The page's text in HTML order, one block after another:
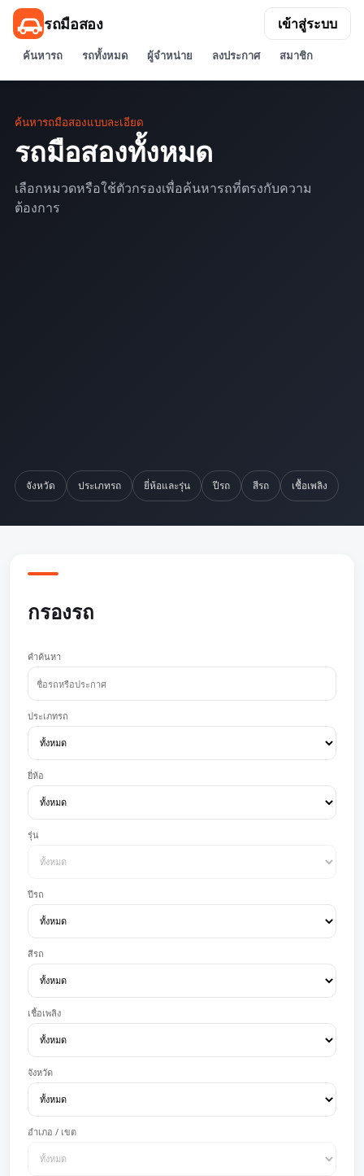
รถมือสอง
ค้นหารถ รถทั้งหมด ผู้จำหน่าย ลงประกาศ สมาชิก
เข้าสู่ระบบ
ค้นหารถมือสองแบบละเอียด
รถมือสองทั้งหมด
เลือกหมวดหรือใช้ตัวกรองเพื่อค้นหารถที่ตรงกับความ
ต้องการ
จังหวัด ประเภทรถ ยี่ห้อและรุ่น ปีรถ สีรถ เชื้อเพลิง
กรองรถ
คำค้นหา
ประเภทรถ
ยี่ห้อ
รุ่น
ปีรถ
สีรถ
เชื้อเพลิง
จังหวัด
อำเภอ / เขต